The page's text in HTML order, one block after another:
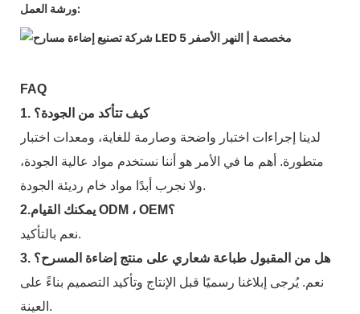
ورشة العمل:
FAQ
1. كيف تتأكد من الجودة؟
لدينا إجراءات اختبار واضحة وصارمة للغاية، ومعدات اختبار
متطورة. أهم ما في الأمر هو أننا نستخدم مواد عالية الجودة،
ولا نجرب أبدًا مواد خام رديئة الجودة.
2.يمكنك القيام ODM ، OEM؟
نعم بالتأكيد.
3. هل من المقبول طباعة شعاري على منتج إضاءة المسرح؟
نعم. يُرجى إبلاغنا رسميًا قبل الإنتاج وتأكيد التصميم بناءً على
العينة.